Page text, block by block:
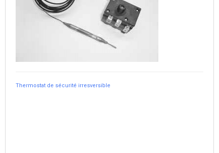
Thermostat de sécurité irresversible